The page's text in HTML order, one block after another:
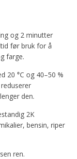
og 2 minutter
før bruk for å
farge.
20 °C og 40–50 %
den.
2K
bensin, riper
ren.